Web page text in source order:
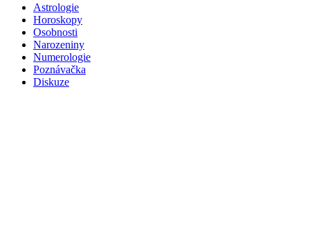
Astrologie
Horoskopy
Osobnosti
Narozeniny
Numerologie
Poznávačka
Diskuze